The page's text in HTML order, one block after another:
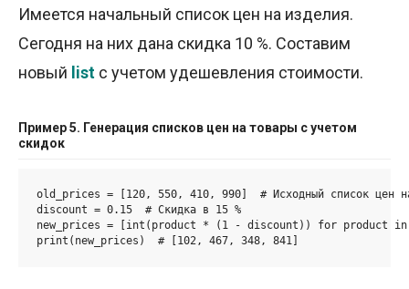
Имеется начальный список цен на изделия.
Сегодня на них дана скидка 10 %. Составим
новый list с учетом удешевления стоимости.
Пример 5. Генерация списков цен на товары с учетом
скидок
old_prices = [120, 550, 410, 990]  # Исходный список цен
discount = 0.15  # Скидка в 15 %
new_prices = [int(product * (1 - discount)) for product in
print(new_prices)  # [102, 467, 348, 841]